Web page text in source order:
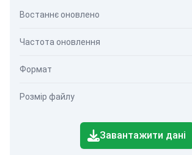
Востаннє оновлено
Частота оновлення
Формат
Розмір файлу
Завантажити дані